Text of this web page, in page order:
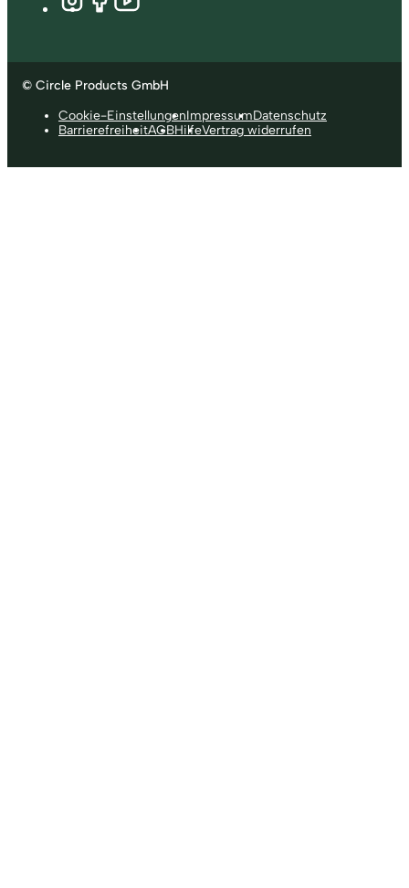
© Circle Products GmbH
Cookie-EinstellungenImpressumDatenschutz
BarrierefreiheitAGBHilfeVertrag widerrufen